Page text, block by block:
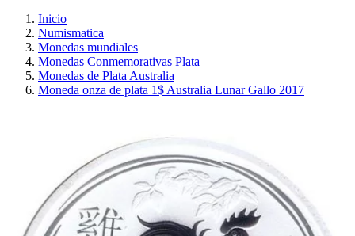
Inicio
Numismatica
Monedas mundiales
Monedas Conmemorativas Plata
Monedas de Plata Australia
Moneda onza de plata 1$ Australia Lunar Gallo 2017